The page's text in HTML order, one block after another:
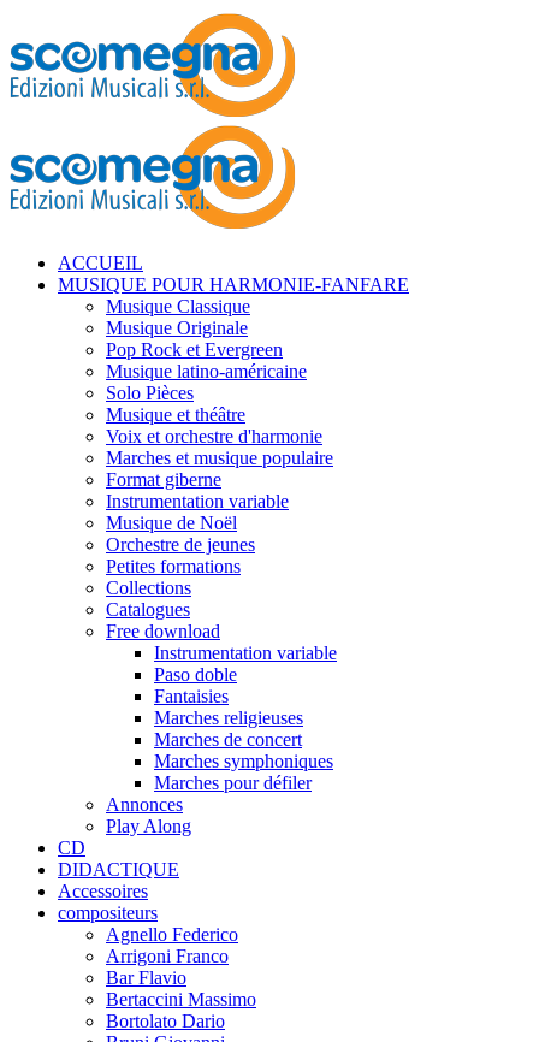
ACCUEIL
MUSIQUE POUR HARMONIE-FANFARE
Musique Classique
Musique Originale
Pop Rock et Evergreen
Musique latino-américaine
Solo Pièces
Musique et théâtre
Voix et orchestre d'harmonie
Marches et musique populaire
Format giberne
Instrumentation variable
Musique de Noël
Orchestre de jeunes
Petites formations
Collections
Catalogues
Free download
Instrumentation variable
Paso doble
Fantaisies
Marches religieuses
Marches de concert
Marches symphoniques
Marches pour défiler
Annonces
Play Along
CD
DIDACTIQUE
Accessoires
compositeurs
Agnello Federico
Arrigoni Franco
Bar Flavio
Bertaccini Massimo
Bortolato Dario